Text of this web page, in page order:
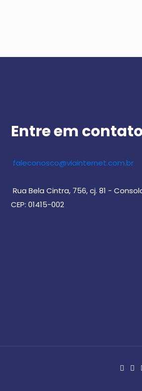
Entre em
faleconosco@viainternet.com.br
Rua Bela Cintra, 756, cj. 81 -
CEP: 01415-002